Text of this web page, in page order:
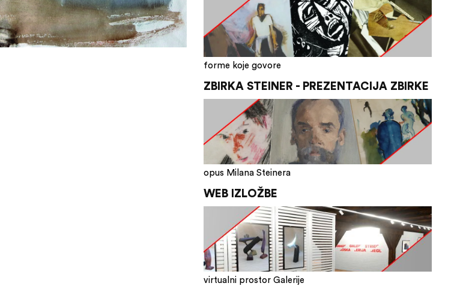
forme koje govore
ZBIRKA STEINER - PREZENTACIJA ZBIRKE
opus Milana Steinera
WEB IZLOŽBE
virtualni prostor Galerije